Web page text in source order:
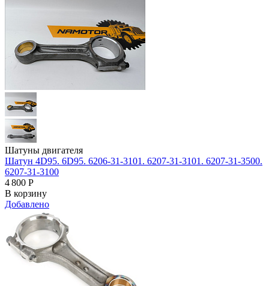
Шатуны двигателя
Шатун 4D95. 6D95. 6206-31-3101. 6207-31-3101. 6207-31-3500.
6207-31-3100
4 800 Р
В корзину
Добавлено